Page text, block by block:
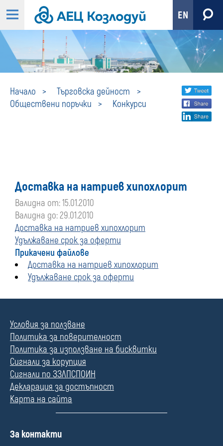
EN
Начало
Търговска дейност
Обществени поръчки
Конкурси
Конкурси
Share
social
Доставка на натриев хипохлорит
Валидна от: 15.01.2010
Валидна до: 29.01.2010
Доставка на натриев хипохлорит
Удължаване срок за оферти
Прикачени файлове
Доставка на натриев хипохлорит
Удължаване срок за оферти
Условия за ползване
Политика за поверителност
Политика за използване на бисквитки
Сигнали за корупция
Сигнали по ЗЗЛПСПОИН
Декларация за достъпност
Карта на сайта
П
За контакти